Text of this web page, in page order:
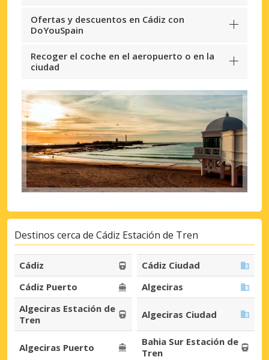
Ofertas y descuentos en Cádiz con
DoYouSpain
Recoger el coche en el aeropuerto o en la
ciudad
Destinos cerca de Cádiz Estación de Tren
Cádiz
Cádiz Ciudad
Cádiz Puerto
Algeciras
Algeciras Estación de
Tren
Algeciras Ciudad
Algeciras Puerto
Bahia Sur Estación de
Tren